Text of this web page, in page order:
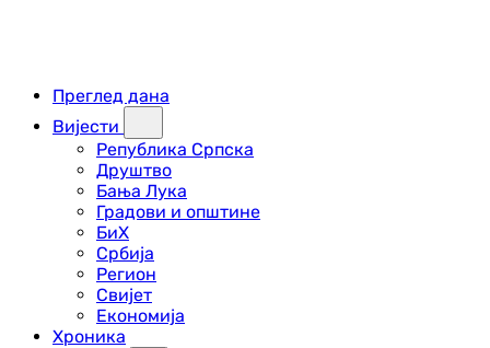
Преглед дана
Вијести
Република Српска
Друштво
Бања Лука
Градови и општине
БиХ
Србија
Регион
Свијет
Економија
Хроника